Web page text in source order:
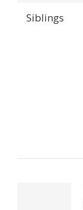
Siblings